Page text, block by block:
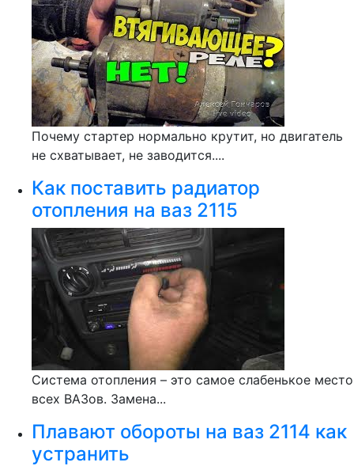
Почему стартер нормально крутит, но двигатель
не схватывает, не заводится....
Как поставить радиатор
отопления на ваз 2115
Система отопления – это самое слабенькое место
всех ВАЗов. Замена...
Плавают обороты на ваз 2114 как
устранить